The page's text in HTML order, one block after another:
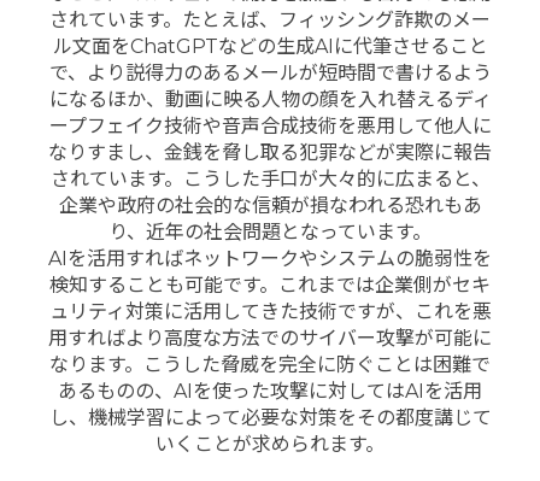
されています。たとえば、フィッシング詐欺のメー
ル文面をChatGPTなどの生成AIに代筆させること
で、より説得力のあるメールが短時間で書けるよう
になるほか、動画に映る人物の顔を入れ替えるディ
ープフェイク技術や音声合成技術を悪用して他人に
なりすまし、金銭を脅し取る犯罪などが実際に報告
されています。こうした手口が大々的に広まると、
企業や政府の社会的な信頼が損なわれる恐れもあ
り、近年の社会問題となっています。
AIを活用すればネットワークやシステムの脆弱性を
検知することも可能です。これまでは企業側がセキ
ュリティ対策に活用してきた技術ですが、これを悪
用すればより高度な方法でのサイバー攻撃が可能に
なります。こうした脅威を完全に防ぐことは困難で
あるものの、AIを使った攻撃に対してはAIを活用
し、機械学習によって必要な対策をその都度講じて
いくことが求められます。